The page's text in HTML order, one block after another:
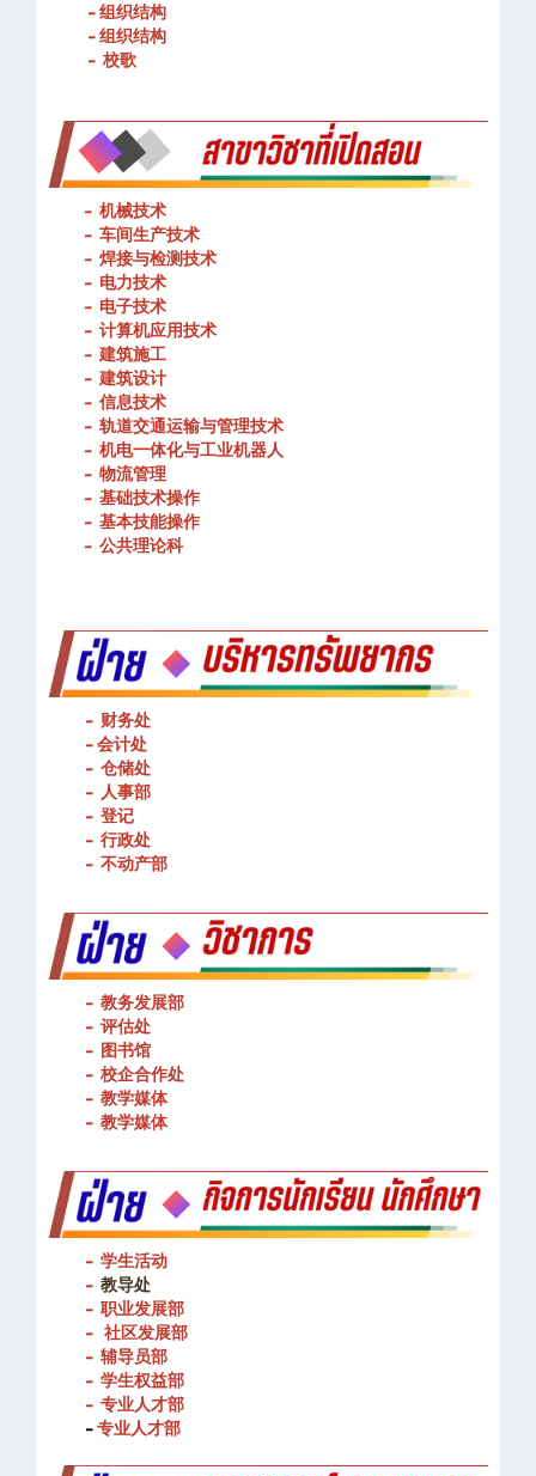
- 春武里技术学院的宗旨和理念
- 组织结构
- 组织结构
- 机械技术
- 车间生产技术
- 焊接与检测技术
- 电力技术
- 电子技术
-计算机应用技术
-建筑施工
- 建筑设计
- 信息技术
- 轨道交通运输与管理技术
- 机电一体化与工业机器人
- 物流管理
- 基础技术操作
- 基本技能操作
- 财务处
- 会计处
- 仓储处
- 人事部
- 登记
- 行政处
- 教务发展部
- 评估处
- 图书馆
- 校企合作处
- 教学媒体
- 学生活动
- 教导处
- 职业发展部
-社区发展部
- 辅导员部
- 学生权益部
- 专业人才部
-专业人才部